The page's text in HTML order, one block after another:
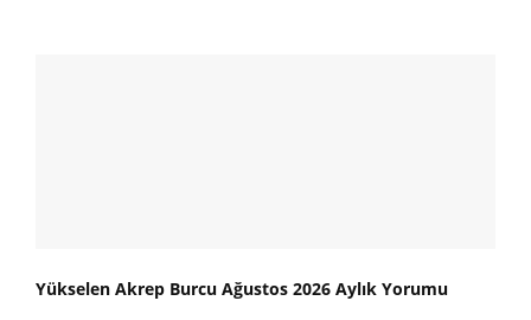
Yükselen Akrep Burcu Ağustos 2026 Aylık Yorumu